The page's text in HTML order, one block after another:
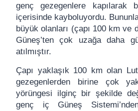
genç gezegenlere kapılarak
içerisinde kayboluyordu.
büyük olanları (çapı 100 km ve
Güneş’ten çok uzağa daha
atılmıştır.
Çapı yaklaşık 100 km olan
gezegenlerden birine çok
yörüngesi ilginç bir şekilde
genç iç Güneş